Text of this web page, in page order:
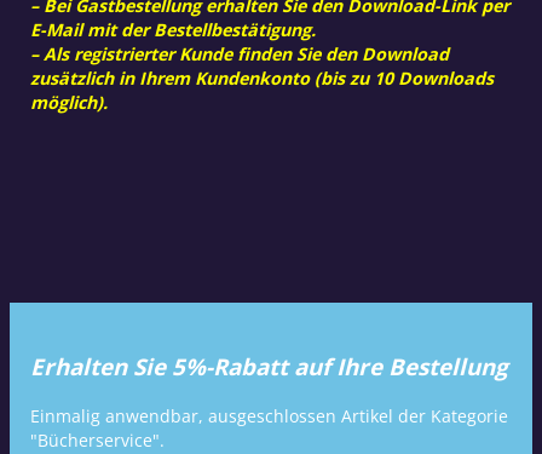
– Bei Gastbestellung erhalten Sie den Download-Link per
E-Mail mit der Bestellbestätigung.
– Als registrierter Kunde finden Sie den Download
zusätzlich in Ihrem Kundenkonto (bis zu 10 Downloads
möglich).
Erhalten Sie 5%-Rabatt auf Ihre Bestellung
Einmalig anwendbar, ausgeschlossen Artikel der Kategorie
"Bücherservice".